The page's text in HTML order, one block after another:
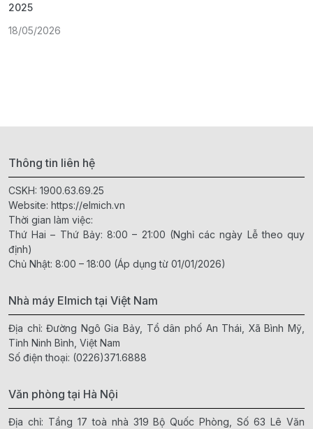
2025
18/05/2026
Thông tin liên hệ
CSKH: 1900.63.69.25
Website: https://elmich.vn
Thời gian làm việc:
Thứ Hai – Thứ Bảy: 8:00 – 21:00 (Nghỉ các ngày Lễ theo quy
định)
Chủ Nhật: 8:00 – 18:00 (Áp dụng từ 01/01/2026)
Nhà máy Elmich tại Việt Nam
Địa chỉ: Đường Ngô Gia Bảy, Tổ dân phố An Thái, Xã Bình Mỹ,
Tỉnh Ninh Bình, Việt Nam
Số điện thoại: (0226)371.6888
Văn phòng tại Hà Nội
Địa chỉ: Tầng 17 toà nhà 319 Bộ Quốc Phòng, Số 63 Lê Văn